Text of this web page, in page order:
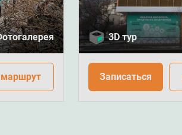
3D тур
Записаться